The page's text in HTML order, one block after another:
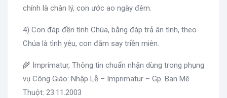
chính là chân lý, con ước ao ngày đêm.
4) Con đáp đền tình Chúa, bằng đáp trả ân tình, theo
Chúa là tình yêu, con đắm say triền miên.
🌾 Imprimatur, Thông tin chuẩn nhận dùng trong phụng
vụ Công Giáo: Nhập Lễ – Imprimatur – Gp. Ban Mê
Thuột: 23.11.2003